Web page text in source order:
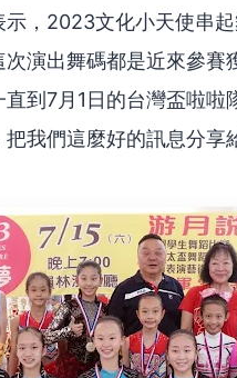
，2023文化小天使串
演出舞碼都是近來參賽
到7月1日的台灣盃啦啦
我們這麼好的訊息分享